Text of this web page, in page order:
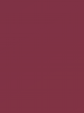
fichier contenant :